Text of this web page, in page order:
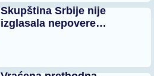
Skupština Srbije nije
izglasala nepovere…